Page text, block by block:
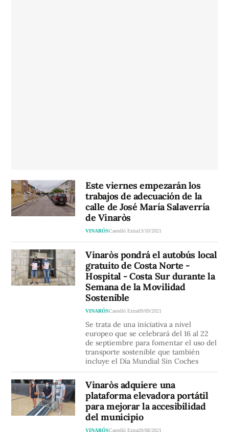
Este viernes empezarán los
trabajos de adecuación de la
calle de José María Salaverría
de Vinaròs
VINARÓSCastelló Extra13/10/2021
Vinaròs pondrá el autobús local
gratuito de Costa Norte -
Hospital - Costa Sur durante la
Semana de la Movilidad
Sostenible
VINARÓSCastelló Extra09/09/2021
Se trata de una iniciativa a nivel
europeo que se celebrará del 16 al 22
de septiembre para fomentar el uso del
transporte sostenible que también
incluye el Día Mundial Sin Coches
Vinaròs adquiere una
plataforma elevadora portátil
para mejorar la accesibilidad
del municipio
VINARÓSCastelló Extra20/08/2021